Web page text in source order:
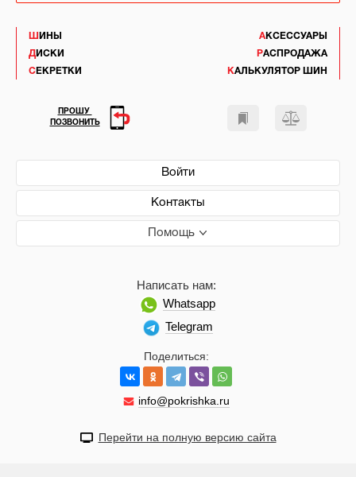
ШИНЫ
ДИСКИ
СЕКРЕТКИ
АКСЕССУАРЫ
РАСПРОДАЖА
КАЛЬКУЛЯТОР ШИН
Войти
Контакты
Помощь
Поделиться:
info@pokrishka.ru
Написать нам:
Whatsapp
Telegram
ПРОШУ
ПОЗВОНИТЬ
Перейти на полную версию сайта